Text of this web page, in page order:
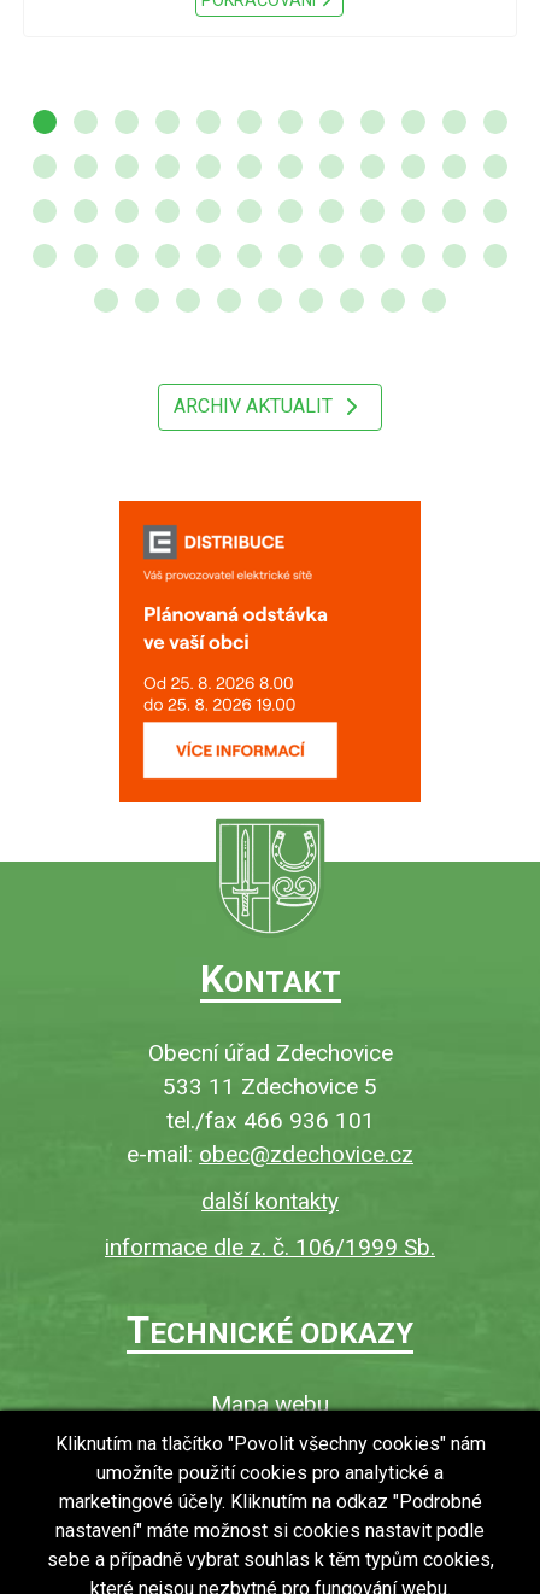
ARCHIV AKTUALIT
KONTAKT
Obecní úřad Zdechovice
533 11 Zdechovice 5
tel./fax 466 936 101
e-mail: obec@zdechovice.cz
další kontakty
informace dle z. č. 106/1999 Sb.
TECHNICKÉ ODKAZY
Mapa webu
O webu
Povinně zveřejňované informace
Ochrana osobních údajů (GDPR)
Vyhledávání
Kliknutím na tlačítko "Povolit všechny cookies" nám
umožníte použití cookies pro analytické a
marketingové účely. Kliknutím na odkaz "Podrobné
nastavení" máte možnost si cookies nastavit podle
sebe a případně vybrat souhlas k těm typům cookies,
které nejsou nezbytné pro fungování webu.